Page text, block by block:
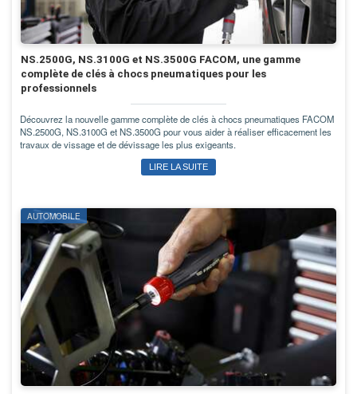
NS.2500G, NS.3100G et NS.3500G FACOM, une gamme
complète de clés à chocs pneumatiques pour les
professionnels
Découvrez la nouvelle gamme complète de clés à chocs pneumatiques FACOM
NS.2500G, NS.3100G et NS.3500G pour vous aider à réaliser efficacement les
travaux de vissage et de dévissage les plus exigeants.
LIRE LA SUITE
AUTOMOBILE